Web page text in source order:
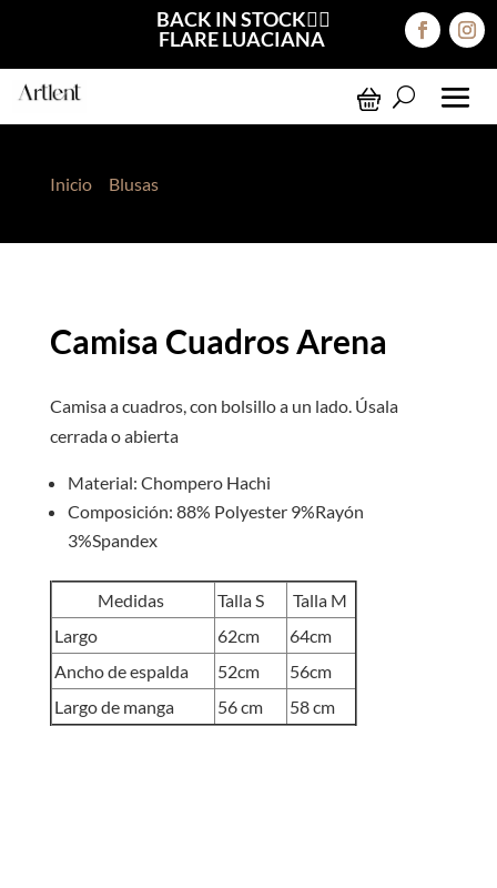
BACK IN STOCK❤️‍🔥
FLARE LUACIANA
Inicio> Blusas> Camisa Cuadros Arena
Camisa Cuadros Arena
Camisa a cuadros, con bolsillo a un lado. Úsala
cerrada o abierta
Material: Chompero Hachi
Composición: 88% Polyester 9%Rayón
3%Spandex
Medidas Talla S
Talla M
Largo
62cm
64cm
Ancho de espalda
52cm
56cm
Largo de manga
56 cm 58 cm